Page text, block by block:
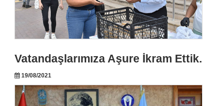
Vatandaşlarımıza Aşure İkram Ettik.
19/08/2021